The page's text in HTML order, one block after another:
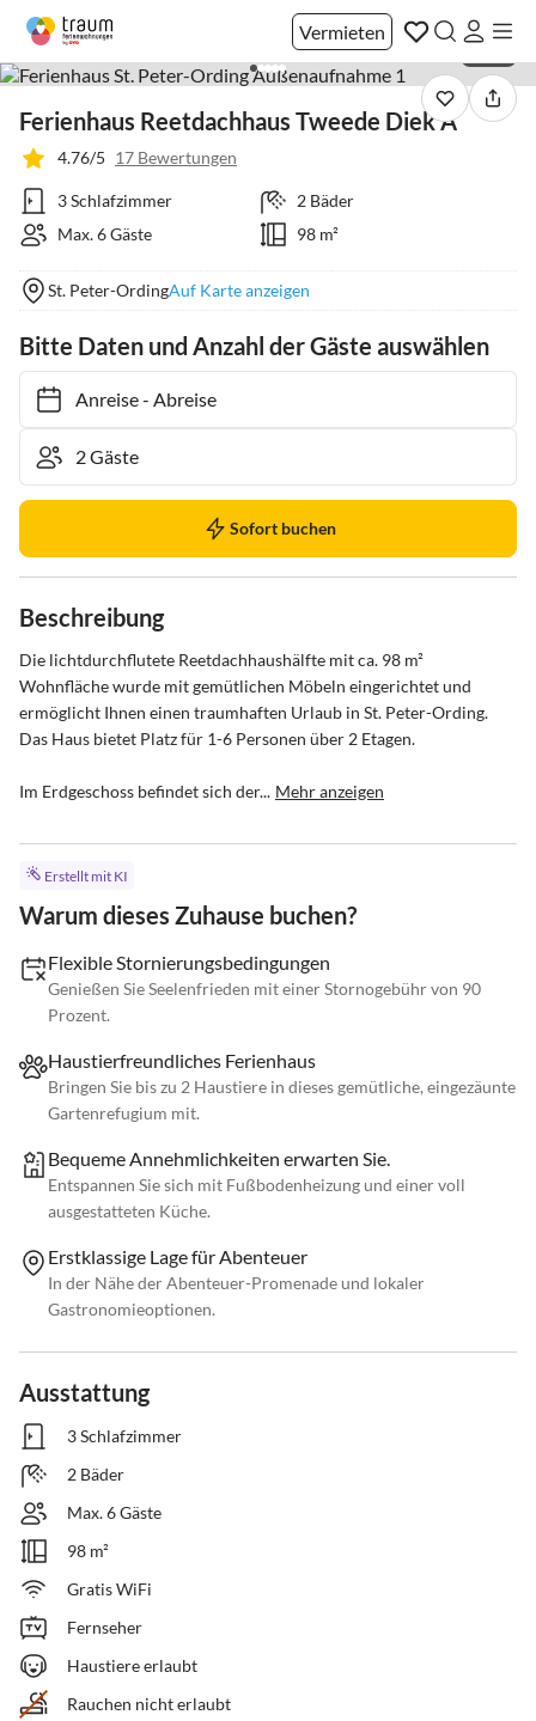
Vermieten
Ferienhaus Reetdachhaus Tweede Diek A
4.76/5 17 Bewertungen
3 Schlafzimmer
2 Bäder
Max. 6 Gäste
98 m²
St. Peter-OrdingAuf Karte anzeigen
Bitte Daten und Anzahl der Gäste auswählen
Anreise- Abreise
Sofort buchen
Beschreibung
Die lichtdurchflutete Reetdachhaushälfte mit ca. 98 m²
Wohnfläche wurde mit gemütlichen Möbeln eingerichtet und
ermöglicht Ihnen einen traumhaften Urlaub in St. Peter-Ording.
Das Haus bietet Platz für 1-6 Personen über 2 Etagen.
Im Erdgeschoss befindet sich der... Mehr anzeigen
Erstellt mit KI
Warum dieses Zuhause buchen?
Flexible Stornierungsbedingungen
Genießen Sie Seelenfrieden mit einer Stornogebühr von 90
Prozent.
Haustierfreundliches Ferienhaus
Bringen Sie bis zu 2 Haustiere in dieses gemütliche, eingezäunte
Gartenrefugium mit.
Bequeme Annehmlichkeiten erwarten Sie.
Entspannen Sie sich mit Fußbodenheizung und einer voll
ausgestatteten Küche.
Erstklassige Lage für Abenteuer
In der Nähe der Abenteuer-Promenade und lokaler
Gastronomieoptionen.
Ausstattung
3 Schlafzimmer
2 Bäder
Max. 6 Gäste
98 m²
Gratis WiFi
Fernseher
Haustiere erlaubt
Rauchen nicht erlaubt